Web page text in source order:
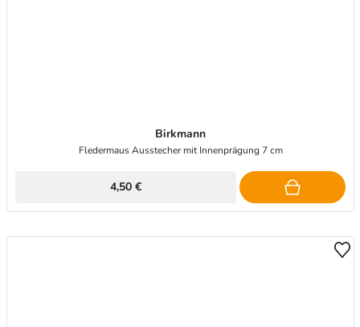
Birkmann
Fledermaus Ausstecher mit Innenprägung 7 cm
4,50 €